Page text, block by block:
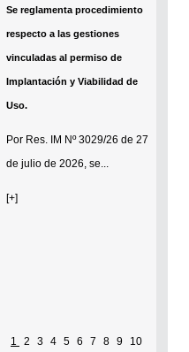
Se reglamenta procedimiento
respecto a las gestiones
vinculadas al permiso de
Implantación y Viabilidad de
Uso.
Por Res. IM Nº 3029/26 de 27
de julio de 2026, se...
[+]
1 2 3 4 5 6 7 8 9 10